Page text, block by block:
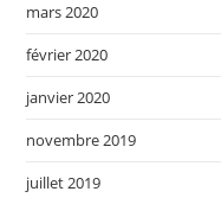
mars 2020
février 2020
janvier 2020
novembre 2019
juillet 2019